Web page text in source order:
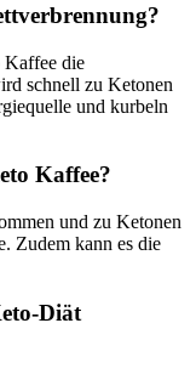
Kaffee die
schnell zu Ketonen
und kurbeln
Kaffee?
und zu Ketonen
Zudem kann es die
Diät